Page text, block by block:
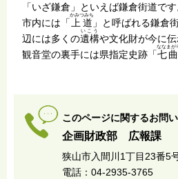
「いざ鎌倉」といえば鎌倉街道です
市内には「
上道
かみつみち
」と呼ばれる鎌倉
辺には多くの遺構
いこう
や文化財が今に
観音堂の裏手には県指定史跡「七
ななまが
このページに関するお問
企画財政部 広報課
狭山市入間川1丁目23番5
電話：04-2935-3765